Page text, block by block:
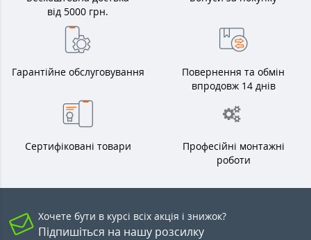
від 5000 грн.
Гарантійне обслуговування
Повернення та обмін
впродовж 14 днів
Сертифіковані товари
Професійні монтажні
роботи
Хочете бути в курсі всіх акція і знижок?
Підпишіться на нашу розсилку